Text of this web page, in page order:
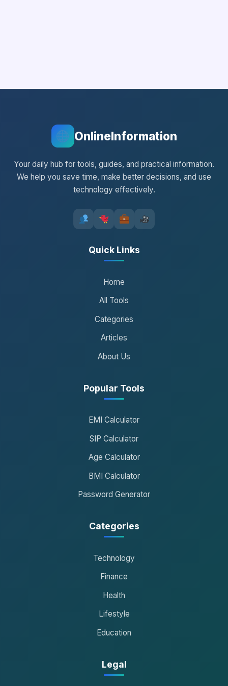
OnlineInformation
Your daily hub for tools, guides, and practical information.
We help you save time, make better decisions, and use
technology effectively.
Quick Links
Home
All Tools
Categories
Articles
About Us
Popular Tools
EMI Calculator
SIP Calculator
Age Calculator
BMI Calculator
Password Generator
Categories
Technology
Finance
Health
Lifestyle
Education
Legal